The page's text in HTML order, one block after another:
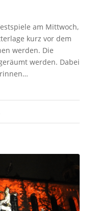
am Mittwoch,
kurz vor dem
werden. Die
werden. Dabei